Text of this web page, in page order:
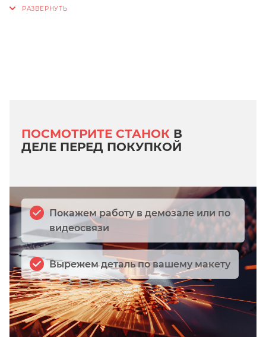
Покажем работу в демозале или по
видеосвязи
Вырежем деталь по вашему макету
ПОСМОТРИТЕ СТАНОК В
ДЕЛЕ ПЕРЕД ПОКУПКОЙ